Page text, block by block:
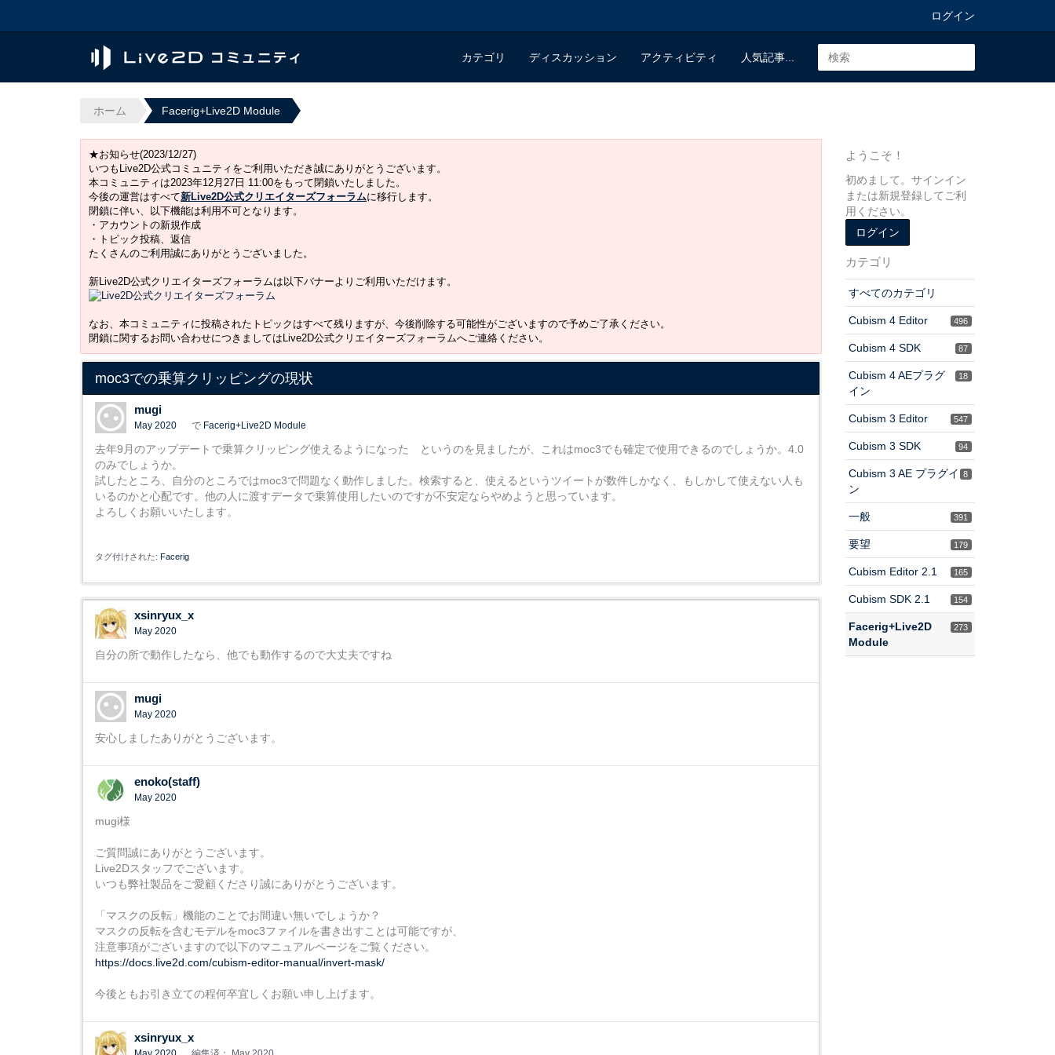
ログイン
カテゴリ ディスカッション アクティビティ 人気記事...
ホーム Facerig+Live2D Module
★お知らせ(2023/12/27)
いつもLive2D公式コミュニティをご利用いただき誠にありがとうございます。
本コミュニティは2023年12月27日 11:00をもって閉鎖いたしました。
今後の運営はすべて新Live2D公式クリエイターズフォーラムに移行します。
閉鎖に伴い、以下機能は利用不可となります。
・アカウントの新規作成
・トピック投稿、返信
たくさんのご利用誠にありがとうございました。
新Live2D公式クリエイターズフォーラムは以下バナーよりご利用いただけます。
なお、本コミュニティに投稿されたトピックはすべて残りますが、今後削除する可能性がございますので予めご了承ください。
閉鎖に関するお問い合わせにつきましてはLive2D公式クリエイターズフォーラムへご連絡ください。
moc3での乗算クリッピングの現状
mugi
May 2020 で Facerig+Live2D Module
去年9月のアップデートで乗算クリッピング使えるようになった というのを見ましたが、これはmoc3でも確定で使用できるのでしょうか。4.0
のみでしょうか。
試したところ、自分のところではmoc3で問題なく動作しました。検索すると、使えるというツイートが数件しかなく、もしかして使えない人も
いるのかと心配です。他の人に渡すデータで乗算使用したいのですが不安定ならやめようと思っています。
よろしくお願いいたします。
タグ付けされた: Facerig
xsinryux_x
May 2020
自分の所で動作したなら、他でも動作するので大丈夫ですね
mugi
May 2020
安心しましたありがとうございます。
enoko(staff)
May 2020
mugi様
ご質問誠にありがとうございます。
Live2Dスタッフでございます。
いつも弊社製品をご愛顧くださり誠にありがとうございます。
「マスクの反転」機能のことでお間違い無いでしょうか？
マスクの反転を含むモデルをmoc3ファイルを書き出すことは可能ですが、
注意事項がございますので以下のマニュアルページをご覧ください。
https://docs.live2d.com/cubism-editor-manual/invert-mask/
今後ともお引き立ての程何卒宜しくお願い申し上げます。
xsinryux_x
ようこそ！
初めまして。サインイン
または新規登録してご利
用ください。
ログイン
カテゴリ
すべてのカテゴリ
496
Cubism 4 Editor
87
Cubism 4 SDK
18
Cubism 4 AEプラグ
イン
547
Cubism 3 Editor
94
Cubism 3 SDK
8
Cubism 3 AE プラグイ
ン
391
一般
179
要望
165
Cubism Editor 2.1
154
Cubism SDK 2.1
273
Facerig+Live2D
Module